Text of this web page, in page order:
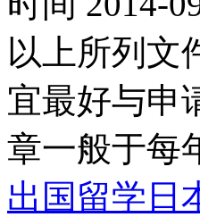
以上所列文
宜最好与申
章一般于每
出国留学日